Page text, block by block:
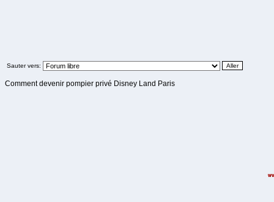
Sauter vers:
Comment devenir pompier privé Disney Land Paris